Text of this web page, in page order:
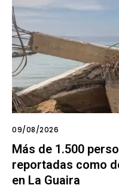
09/08/2026
Más de 1.500
reportadas como
en La Guaira